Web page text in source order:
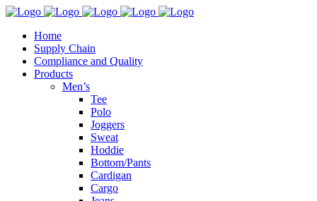
Home
Supply Chain
Compliance and Quality
Products
Men’s
Tee
Polo
Joggers
Sweat
Hoddie
Bottom/Pants
Cardigan
Cargo